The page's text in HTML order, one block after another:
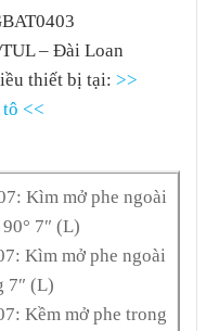
– Đài Loan
thiết bị tại: >>
tô <<
Kìm mở phe ngoài
7″ (L)
Kìm mở phe ngoài
7″ (L)
Kềm mở phe trong